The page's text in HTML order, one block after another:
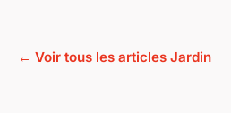
← Voir tous les articles Jardin